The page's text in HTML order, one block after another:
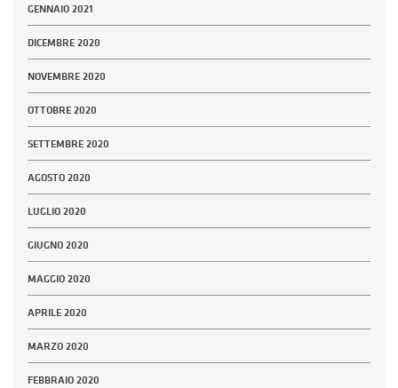
GENNAIO 2021
DICEMBRE 2020
NOVEMBRE 2020
OTTOBRE 2020
SETTEMBRE 2020
AGOSTO 2020
LUGLIO 2020
GIUGNO 2020
MAGGIO 2020
APRILE 2020
MARZO 2020
FEBBRAIO 2020